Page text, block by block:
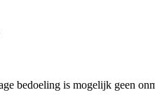
bedoeling is mogelijk geen